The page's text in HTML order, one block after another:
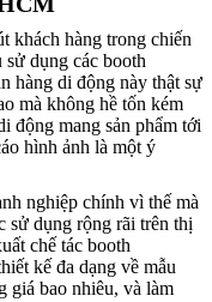
khách hàng trong chiến
dụng các booth
hàng di động này thật sự
mà không hề tốn kém
động mang sản phẩm tới
hình ảnh là một ý
nghiệp chính vì thế mà
sử dụng rộng rãi trên thị
chế tác booth
kế đa dạng về mẫu
giá bao nhiêu, và làm